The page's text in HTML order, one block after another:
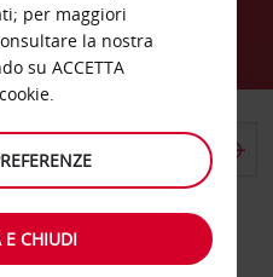
diversa
AL GIORNO
per maggiori
la nostra
su ACCETTA
E CHIUDI